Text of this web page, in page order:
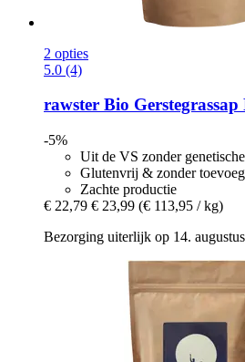
2 opties
5.0 (4)
rawster Bio Gerstegrassap
-5%
Uit de VS zonder
Glutenvrij & zonder
Zachte productie
€ 22,79 € 23,99 (€ 113,95 / kg)
Bezorging uiterlijk op 14. augustus